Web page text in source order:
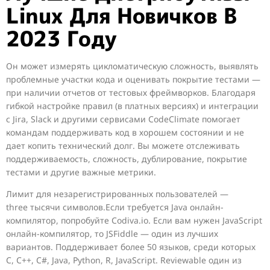
Linux Для Новичков В
2023 Году
Он может измерять цикломатическую сложность, выявлять
проблемные участки кода и оценивать покрытие тестами —
при наличии отчетов от тестовых фреймворков. Благодаря
гибкой настройке правил (в платных версиях) и интеграции
с Jira, Slack и другими сервисами CodeClimate помогает
командам поддерживать код в хорошем состоянии и не
дает копить технический долг. Вы можете отслеживать
поддерживаемость, сложность, дублирование, покрытие
тестами и другие важные метрики.
Лимит для незарегистрированных пользователей —
three тысячи символов.Если требуется Java онлайн-
компилятор, попробуйте Codiva.io. Если вам нужен JavaScript
онлайн-компилятор, то JSFiddle — один из лучших
вариантов. Поддерживает более 50 языков, среди которых
C, C++, C#, Java, Python, R, JavaScript. Reviewable один из